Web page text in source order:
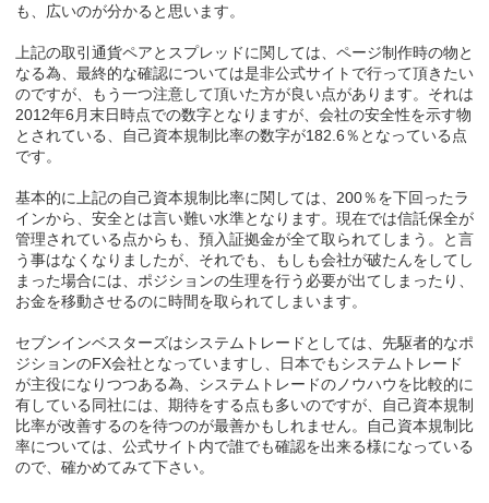
も、広いのが分かると思います。
上記の取引通貨ペアとスプレッドに関しては、ページ制作時の物と
なる為、最終的な確認については是非公式サイトで行って頂きたい
のですが、もう一つ注意して頂いた方が良い点があります。それは
2012年6月末日時点での数字となりますが、会社の安全性を示す物
とされている、自己資本規制比率の数字が182.6％となっている点
です。
基本的に上記の自己資本規制比率に関しては、200％を下回ったラ
インから、安全とは言い難い水準となります。現在では信託保全が
管理されている点からも、預入証拠金が全て取られてしまう。と言
う事はなくなりましたが、それでも、もしも会社が破たんをしてし
まった場合には、ポジションの生理を行う必要が出てしまったり、
お金を移動させるのに時間を取られてしまいます。
セブンインベスターズはシステムトレードとしては、先駆者的なポ
ジションのFX会社となっていますし、日本でもシステムトレード
が主役になりつつある為、システムトレードのノウハウを比較的に
有している同社には、期待をする点も多いのですが、自己資本規制
比率が改善するのを待つのが最善かもしれません。自己資本規制比
率については、公式サイト内で誰でも確認を出来る様になっている
ので、確かめてみて下さい。